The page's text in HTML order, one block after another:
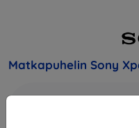
Matkapuhelin Sony